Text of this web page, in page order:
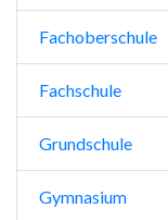
Fachoberschule
Fachschule
Grundschule
Gymnasium